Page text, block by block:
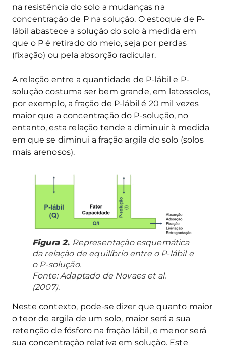
na resistência do solo a mudanças na
concentração de P na solução. O estoque de P-
lábil abastece a solução do solo à medida em
que o P é retirado do meio, seja por perdas
(fixação) ou pela absorção radicular.
A relação entre a quantidade de P-lábil e P-
solução costuma ser bem grande, em latossolos,
por exemplo, a fração de P-lábil é 20 mil vezes
maior que a concentração do P-solução, no
entanto, esta relação tende a diminuir à medida
em que se diminui a fração argila do solo (solos
mais arenosos).
Figura 2. Representação esquemática
da relação de equilíbrio entre o P-lábil e
o P-solução.
Fonte: Adaptado de Novaes et al.
(2007).
Neste contexto, pode-se dizer que quanto maior
o teor de argila de um solo, maior será a sua
retenção de fósforo na fração lábil, e menor será
sua concentração relativa em solução. Este